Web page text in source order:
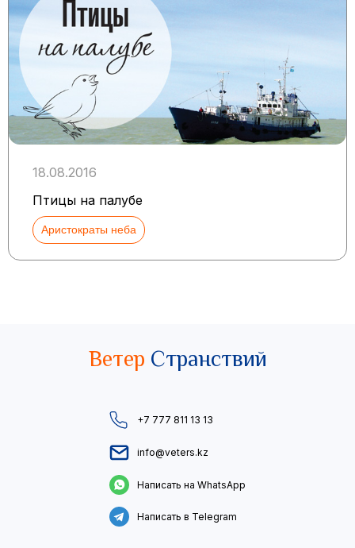
18.08.2016
Птицы на палубе
Аристократы неба
Ветер Странствий
+7 777 811 13 13
info@veters.kz
Написать на WhatsApp
Написать в Telegram